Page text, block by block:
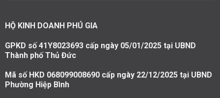
HỘ KINH DOANH PHÚ GIA
GPKD số 41Y8023693 cấp ngày 05/01/2025 tại UBND
Thành phố Thủ Đức
Mã số HKD 068099008690 cấp ngày 22/12/2025 tại UBND
Phường Hiệp Bình